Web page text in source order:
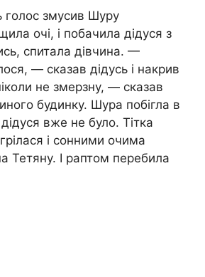
голос змусив Шуру
очі, і побачила дідуся з
спитала дівчина. —
— сказав дідусь і накрив
не змерзну, — сказав
будинку. Шура побігла в
вже не було. Тітка
і сонними очима
Тетяну. І раптом перебила